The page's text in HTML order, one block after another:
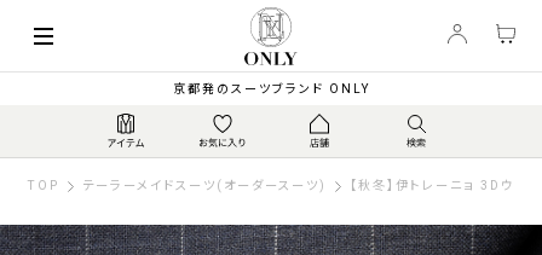
京都発のスーツブランド ONLY
TOP テーラーメイドスーツ(オーダースーツ) 【秋冬】伊トレーニョ 3Dウー